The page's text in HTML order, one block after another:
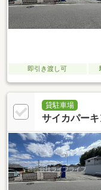
即引き渡し可
貸駐車場
サイカパー